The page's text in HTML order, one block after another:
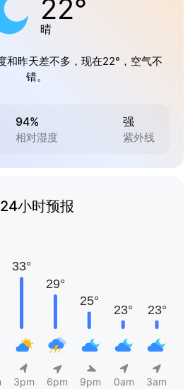
22°
晴
和昨天差不多，现在22°，空气不
错。
94%
相对湿度
强
紫外线
24小时预报
3pm 6pm 9pm 0am 3am